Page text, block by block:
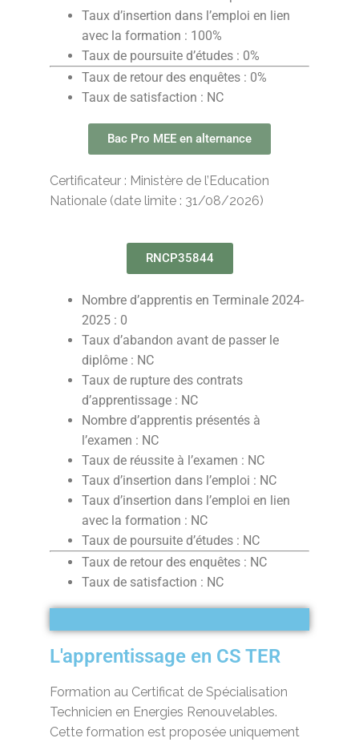
Taux d’insertion dans l’emploi en lien
avec la formation : 100%
Taux de poursuite d’études : 0%
Taux de retour des enquêtes : 0%
Taux de satisfaction : NC
Bac Pro MEE en alternance
Certificateur : Ministère de l’Education
Nationale (date limite : 31/08/2026)
RNCP35844
Nombre d’apprentis en Terminale 2024-
2025 : 0
Taux d’abandon avant de passer le
diplôme : NC
Taux de rupture des contrats
d’apprentissage : NC
Nombre d’apprentis présentés à
l’examen : NC
Taux de réussite à l’examen : NC
Taux d’insertion dans l’emploi : NC
Taux d’insertion dans l’emploi en lien
avec la formation : NC
Taux de poursuite d’études : NC
Taux de retour des enquêtes : NC
Taux de satisfaction : NC
L'apprentissage en CS TER
Formation au Certificat de Spécialisation
Technicien en Energies Renouvelables.
Cette formation est proposée uniquement